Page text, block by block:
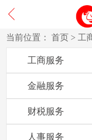
当前位置： 首页 > 工
工商服务
金融服务
财税服务
人事服务